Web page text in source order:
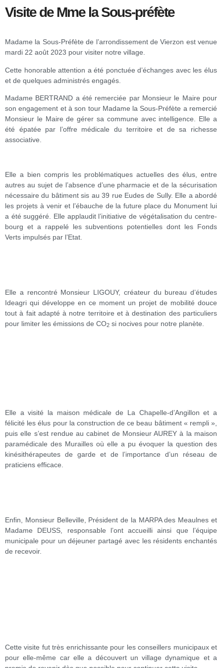
Visite de Mme la Sous-préfète
Madame la Sous-Préfète de l’arrondissement de Vierzon est venue
mardi 22 août 2023 pour visiter notre village.
Cette honorable attention a été ponctuée d’échanges avec les élus
et de quelques administrés engagés.
Madame BERTRAND a été remerciée par Monsieur le Maire pour
son engagement et à son tour Madame la Sous-Préfète a remercié
Monsieur le Maire de gérer sa commune avec intelligence. Elle a
été épatée par l’offre médicale du territoire et de sa richesse
associative.
Elle a bien compris les problématiques actuelles des élus, entre
autres au sujet de l’absence d’une pharmacie et de la sécurisation
nécessaire du bâtiment sis au 39 rue Eudes de Sully. Elle a abordé
les projets à venir et l’ébauche de la future place du Monument lui
a été suggéré. Elle applaudit l’initiative de végétalisation du centre-
bourg et a rappelé les subventions potentielles dont les Fonds
Verts impulsés par l’Etat.
Elle a rencontré Monsieur LIGOUY, créateur du bureau d’études
Ideagri qui développe en ce moment un projet de mobilité douce
tout à fait adapté à notre territoire et à destination des particuliers
pour limiter les émissions de CO2 si nocives pour notre planète.
Elle a visité la maison médicale de La Chapelle-d’Angillon et a
félicité les élus pour la construction de ce beau bâtiment « rempli »,
puis elle s’est rendue au cabinet de Monsieur AUREY à la maison
paramédicale des Murailles où elle a pu évoquer la question des
kinésithérapeutes de garde et de l’importance d’un réseau de
praticiens efficace.
Enfin, Monsieur Belleville, Président de la MARPA des Meaulnes et
Madame DEUSS, responsable l’ont accueilli ainsi que l’équipe
municipale pour un déjeuner partagé avec les résidents enchantés
de recevoir.
Cette visite fut très enrichissante pour les conseillers municipaux et
pour elle-même car elle a découvert un village dynamique et a